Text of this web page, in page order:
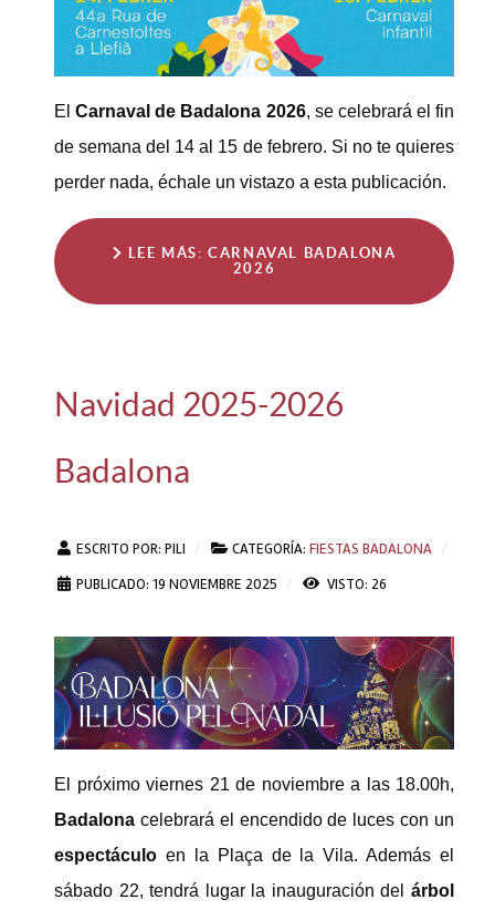
ElCarnaval de Badalona 2026, se celebrará el fin
de semana del 14 al 15 de febrero. Si no te quieres
perder nada, échale un vistazo a esta publicación.
LEE MÁS: CARNAVAL BADALONA
2026
Navidad 2025-2026
Badalona
ESCRITO POR: PILI CATEGORÍA: FIESTAS BADALONA
PUBLICADO: 19 NOVIEMBRE 2025
VISTO: 26
El próximo viernes 21 de noviembre a las 18.00h,
Badalona celebrará el encendido de luces con un
espectáculo en la Plaça de la Vila. Además el
sábado 22, tendrá lugar la inauguración del árbol